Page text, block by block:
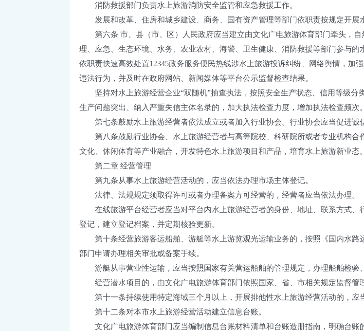
消防救援部门负责水上旅游消防安全监管和应急救援工作。
发展和改革、住房和城乡建设、商务、国有资产管理等部门依职责按规定开展
第六条 市、县（市、区）人民政府应当建立由文化广电旅游体育部门牵头，自
理、应急、生态环境、水务、农业农村、海警、卫生健康、消防救援等部门参与
依职责快速高效处置12345政务服务便民热线涉水上旅游投诉纠纷、网络舆情，加
违法行为，并及时在政府网站、新闻媒体等平台公示监督检查结果。
坚持对水上旅游经营企业“双随机”抽查执法，按照安全生产状态、信用等级分
生产问题突出、纳入严重失信主体名录的，加大执法检查力度，增加执法检查频次。
第七条鼓励水上旅游经营者依法成立或者加入行业协会。行业协会应当促进诚
第八条鼓励行业协会、水上旅游经营者与高等院校、科研院所或者专业机构合
文化、休闲体育等产业融合，开发特色水上旅游项目和产品，培育水上旅游新业态。
第二章 经营管理
第九条从事水上旅游经营活动的，应当依法办理市场主体登记。
法律、法规规定须取得许可或者办理备案方可经营的，经营者应当依法办理。
在线旅游平台经营者应当对平台内水上旅游经营者的身份、地址、联系方式、
登记，建立登记档案，并定期核验更新。
第十条经营旅游客运船舶、游艇等水上游览观光运输业务的，按照《国内水路
部门申请办理相关审批或备案手续。
游艇从事营业性运输，应当按照国家有关营运船舶的管理规定，办理船舶检验
经营潜水项目的，由文化广电旅游体育部门依照国家、省、市相关规定监督管
第十一条持续使用特定海域三个月以上，开展排他性水上旅游经营活动的，应
第十二条对本市水上旅游经营活动建立信息台账。
文化广电旅游体育部门应当编制信息台账材料清单和台账造册指南，明确台账